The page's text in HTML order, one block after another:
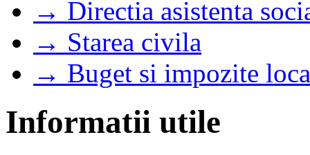
→ Directia asistenta
→ Starea civila
→ Buget si impozite
Informatii utile